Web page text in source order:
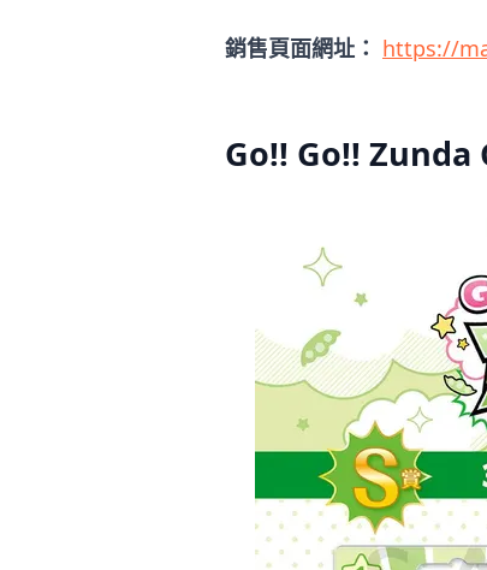
銷售頁面網址： https://
Go!! Go!! Zunda